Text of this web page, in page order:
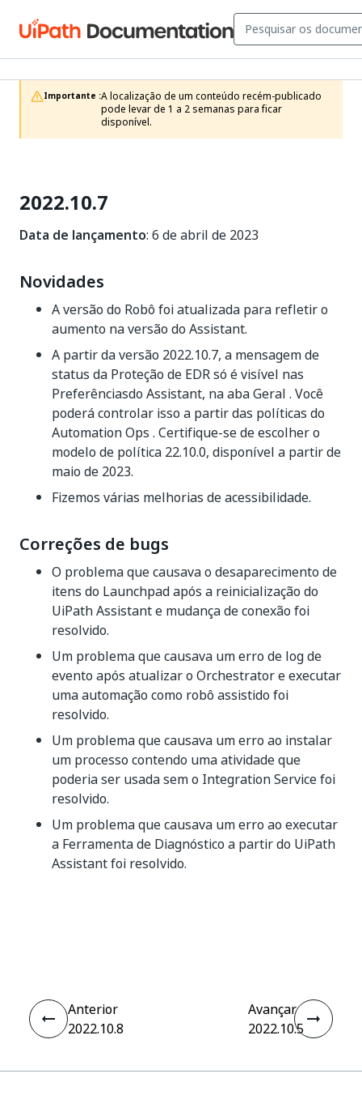
Importante :A localização de um conteúdo recém-publicado
pode levar de 1 a 2 semanas para ficar
disponível.
2022.10.7
Data de lançamento: 6 de abril de 2023
Novidades
A versão do Robô foi atualizada para refletir o
aumento na versão do Assistant.
A partir da versão 2022.10.7, a mensagem de
status da Proteção de EDR só é visível nas
Preferênciasdo Assistant, na abaGeral . Você
poderá controlar isso a partir das políticas do
Automation Ops . Certifique-se de escolher o
modelo de política 22.10.0, disponível a partir de
maio de 2023.
Fizemos várias melhorias de acessibilidade.
Correções de bugs
O problema que causava o desaparecimento de
itens do Launchpad após a reinicialização do
UiPath Assistant e mudança de conexão foi
resolvido.
Um problema que causava um erro de log de
evento após atualizar o Orchestrator e executar
uma automação como robô assistido foi
resolvido.
Um problema que causava um erro ao instalar
um processo contendo uma atividade que
poderia ser usada sem o Integration Service foi
resolvido.
Um problema que causava um erro ao executar
a Ferramenta de Diagnóstico a partir do UiPath
Assistant foi resolvido.
Anterior
2022.10.8
Avançar
2022.10.5